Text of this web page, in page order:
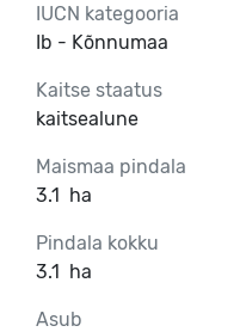
IUCN kategooria
Ib - Kõnnumaa
Kaitse staatus
kaitsealune
Maismaa pindala
3.1 ha
Pindala kokku
3.1 ha
Asub